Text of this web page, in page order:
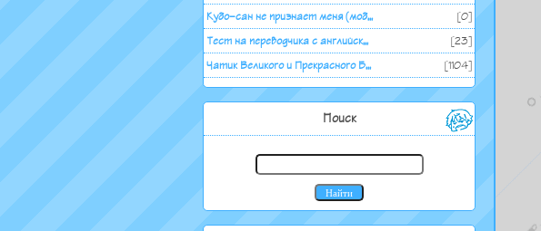
Кубо-сан не признает меня (моб...
[0]
Тест на переводчика с английск...
[23]
Чатик Великого и Прекрасного Б...
[1104]
Поиск